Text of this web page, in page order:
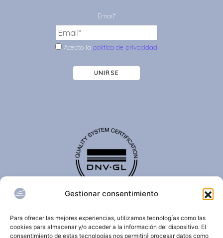
Gestionar consentimiento
Para ofrecer las mejores experiencias, utilizamos tecnologías como las
cookies para almacenar y/o acceder a la información del dispositivo. El
consentimiento de estas tecnologías nos permitirá procesar datos como
Email*
Acepto la política de privacidad
UNIRSE
internacionalmente y confirma que una organización
cumple con estándares de calidad, seguridad,
sostenibilidad y/o gestión.